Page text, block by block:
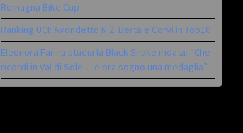
Romagna Bike Cup
Ranking UCI: Avondetto N.2. Berta e Corvi in Top10
Eleonora Farina studia la Black Snake iridata: “Che
ricordi in Val di Sole… e ora sogno una medaglia”